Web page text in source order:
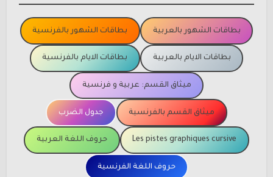
بطاقات الشهور بالعربية بطاقات الشهور بالفرنسية
بطاقات الايام بالعربية بطاقات الايام بالفرنسية
ميثاق القسم: عربية و فرنسية
ميثاق القسم بالفرنسية جدول الضرب
Les pistes graphiques cursive حروف اللغة العربية
حروف اللغة الفرنسية